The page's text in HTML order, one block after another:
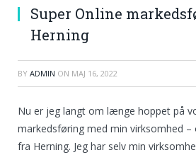
Super Online
Herning
BY ADMIN ON MAJ 16, 2022
Nu er jeg langt om længe hoppet på
markedsføring med min virksomhed –
fra Herning. Jeg har selv min